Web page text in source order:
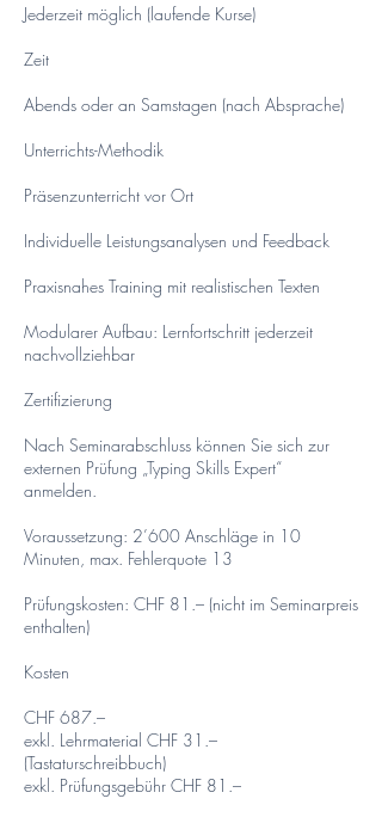
Jederzeit möglich (laufende Kurse)
Zeit
Abends oder an Samstagen (nach Absprache)
Unterrichts-Methodik
Präsenzunterricht vor Ort
Individuelle Leistungsanalysen und Feedback
Praxisnahes Training mit realistischen Texten
Modularer Aufbau: Lernfortschritt jederzeit
nachvollziehbar
Zertifizierung
Nach Seminarabschluss können Sie sich zur
externen Prüfung „Typing Skills Expert“
anmelden.
Voraussetzung: 2’600 Anschläge in 10
Minuten, max. Fehlerquote 13
Prüfungskosten: CHF 81.– (nicht im Seminarpreis
enthalten)
Kosten
CHF 687.–
exkl. Lehrmaterial CHF 31.–
(Tastaturschreibbuch)
exkl. Prüfungsgebühr CHF 81.–